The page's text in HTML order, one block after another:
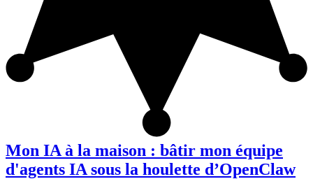
Mon IA à la maison : bâtir mon équipe
d'agents IA sous la houlette d’OpenClaw